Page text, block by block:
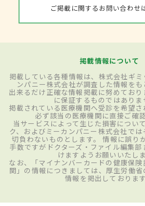
ご掲載に関するお問い合わせ
掲載情報について
掲載している各種情報は、株式会社ギ
ンパニー株式会社が調査した情報をも
出来るだけ正確な情報掲載に努めてお
に保証するものではありま
掲載されている医療機関へ受診を希望
必ず該当の医療機関に直接ご確
当サービスによって生じた損害につい
ク、およびミーカンパニー株式会社で
切負わないものとします。 情報に誤り
手数ですがドクターズ・ファイル編集
けますようお願いいたしま
なお、「マイナンバーカードの健康保
関」の情報につきましては、厚生労働省
情報を掲出しております